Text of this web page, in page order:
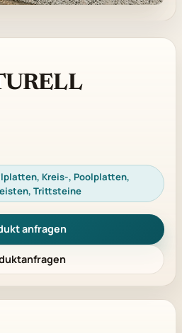
Kreis-, Poolplatten,
Trittsteine
anfragen